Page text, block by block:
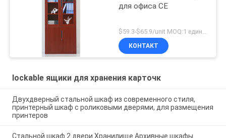
для офиса CE
КОНТАКТ
lockable ящики для хранения карточк
Двухдверный стальной шкаф из современного стиля,
принтерный шкаф с роликовыми дверями, для размещения
принтеров
Стальной шкаф 2 двери Хранилище Архивные шкафы